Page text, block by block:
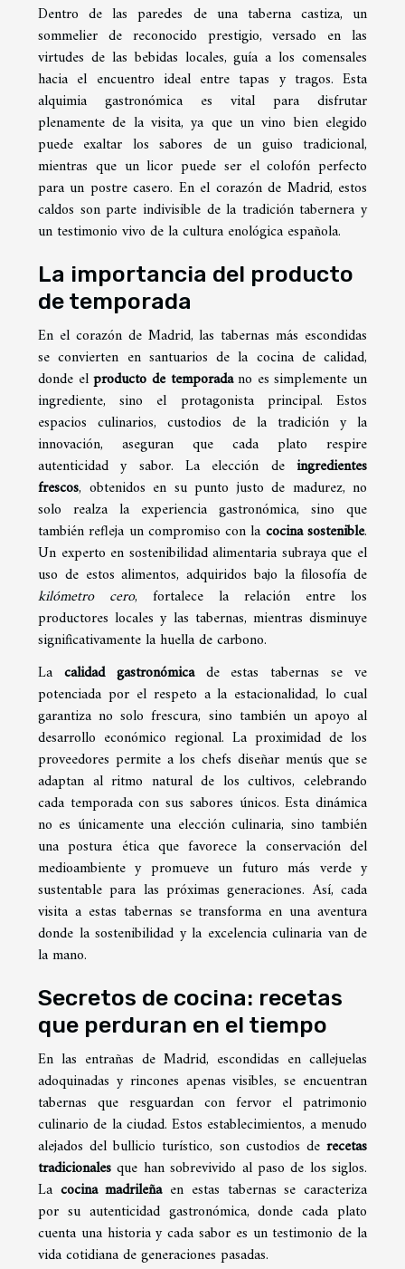
Dentro de las paredes de una taberna castiza, un
sommelier de reconocido prestigio, versado en las
virtudes de las bebidas locales, guía a los comensales
hacia el encuentro ideal entre tapas y tragos. Esta
alquimia gastronómica es vital para disfrutar
plenamente de la visita, ya que un vino bien elegido
puede exaltar los sabores de un guiso tradicional,
mientras que un licor puede ser el colofón perfecto
para un postre casero. En el corazón de Madrid, estos
caldos son parte indivisible de la tradición tabernera y
un testimonio vivo de la cultura enológica española.
La importancia del producto
de temporada
En el corazón de Madrid, las tabernas más escondidas
se convierten en santuarios de la cocina de calidad,
donde elproducto de temporadano es simplemente un
ingrediente, sino el protagonista principal. Estos
espacios culinarios, custodios de la tradición y la
innovación, aseguran que cada plato respire
autenticidad y sabor. La elección de ingredientes
frescos, obtenidos en su punto justo de madurez, no
solo realza la experiencia gastronómica, sino que
también refleja un compromiso con la cocina sostenible.
Un experto en sostenibilidad alimentaria subraya que el
uso de estos alimentos, adquiridos bajo la filosofía de
kilómetro cero, fortalece la relación entre los
productores locales y las tabernas, mientras disminuye
significativamente la huella de carbono.
La calidad gastronómicade estas tabernas se ve
potenciada por el respeto a la estacionalidad, lo cual
garantiza no solo frescura, sino también un apoyo al
desarrollo económico regional. La proximidad de los
proveedores permite a los chefs diseñar menús que se
adaptan al ritmo natural de los cultivos, celebrando
cada temporada con sus sabores únicos. Esta dinámica
no es únicamente una elección culinaria, sino también
una postura ética que favorece la conservación del
medioambiente y promueve un futuro más verde y
sustentable para las próximas generaciones. Así, cada
visita a estas tabernas se transforma en una aventura
donde la sostenibilidad y la excelencia culinaria van de
la mano.
Secretos de cocina: recetas
que perduran en el tiempo
En las entrañas de Madrid, escondidas en callejuelas
adoquinadas y rincones apenas visibles, se encuentran
tabernas que resguardan con fervor el patrimonio
culinario de la ciudad. Estos establecimientos, a menudo
alejados del bullicio turístico, son custodios de recetas
tradicionales que han sobrevivido al paso de los siglos.
La cocina madrileñaen estas tabernas se caracteriza
por su autenticidad gastronómica, donde cada plato
cuenta una historia y cada sabor es un testimonio de la
vida cotidiana de generaciones pasadas.